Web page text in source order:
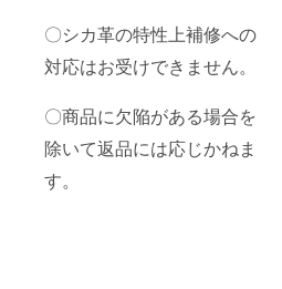
〇シカ革の特性上補修への
対応はお受けできません。
〇商品に欠陥がある場合を
除いて返品には応じかねま
す。